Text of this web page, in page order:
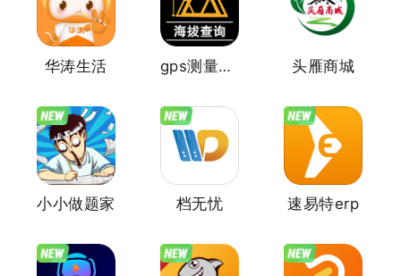
华涛生活 gps测量海拔高度 头雁商城
小小做题家 档无忧 速易特erp